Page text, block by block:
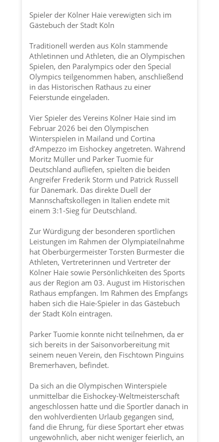
Spieler der Kölner Haieverewigten sich im
Gästebuch der Stadt Köln
Traditionell werden aus Köln stammende
Athletinnen und Athleten, die an Olympischen
Spielen, den Paralympics oder den Special
Olympics teilgenommen haben, anschließend
in das Historischen Rathaus zu einer
Feierstunde eingeladen.
Vier Spieler des Vereins Kölner Haiesind im
Februar 2026 bei den Olympischen
Winterspielen in Mailand und Cortina
d’Ampezzo im Eishockey angetreten. Während
Moritz Müller und Parker Tuomie für
Deutschland aufliefen, spielten die beiden
Angreifer Frederik Storm und Patrick Russell
für Dänemark. Das direkte Duell der
Mannschaftskollegen in Italien endete mit
einem 3:1-Sieg für Deutschland.
Zur Würdigung der besonderen sportlichen
Leistungen im Rahmen der Olympiateilnahme
hat Oberbürgermeister Torsten Burmester die
Athleten, Vertreterinnen und Vertreter der
Kölner Haiesowie Persönlichkeiten des Sports
aus der Region am 03. August im Historischen
Rathaus empfangen. Im Rahmen des Empfangs
haben sich die Haie-Spieler in das Gästebuch
der Stadt Köln eintragen.
Parker Tuomie konnte nicht teilnehmen, da er
sich bereits in der Saisonvorbereitung mit
seinem neuen Verein, den Fischtown Pinguins
Bremerhaven, befindet.
Da sich an die Olympischen Winterspiele
unmittelbar die Eishockey-Weltmeisterschaft
angeschlossen hatte und die Sportler danach in
den wohlverdienten Urlaub gegangen sind,
fand die Ehrung, für diese Sportart eher etwas
ungewöhnlich, aber nicht weniger feierlich, an